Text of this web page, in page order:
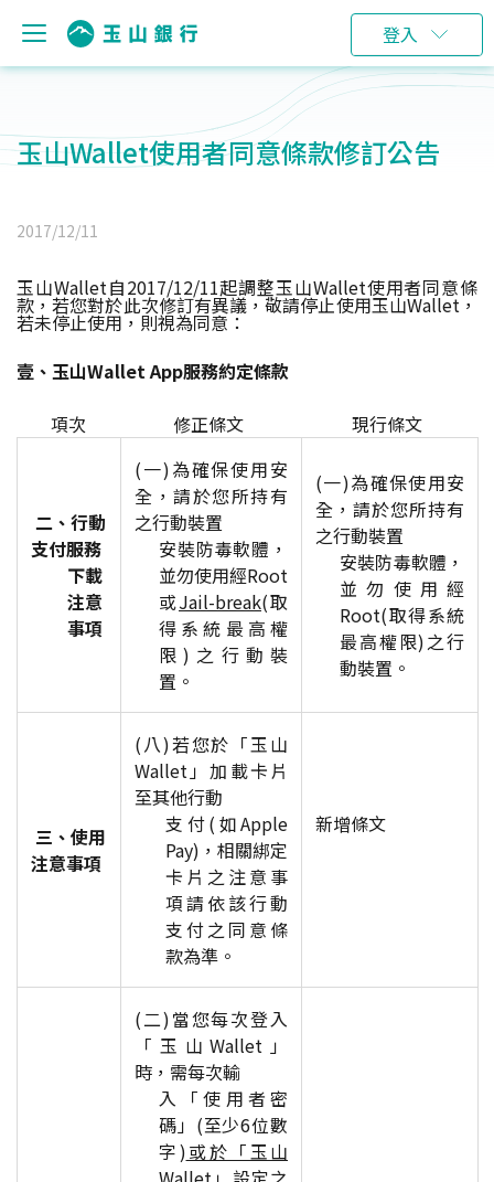
登入
玉山Wallet使用者同意條款修訂公告
2017/12/11
玉山Wallet自2017/12/11起調整玉山Wallet使用者同意條
款，若您對於此次修訂有異議，敬請停止使用玉山Wallet，
若未停止使用，則視為同意：
壹、玉山Wallet App服務約定條款
項次
修正條文 現行條文
二、行動
支付服務
下載
注意
事項
(一)為確保使用安
全，請於您所持有
之行動裝置
安裝防毒軟體，
並勿使用經Root
或Jail-break(取
得系統最高權
限)之行動裝
置。
(一)為確保使用安
全，請於您所持有
之行動裝置
安裝防毒軟體，
並勿使用經
Root(取得系統
最高權限)之行
動裝置。
三、使用
注意事項
(八)若您於「玉山
Wallet」加載卡片
至其他行動
支付(如Apple
Pay)，相關綁定
卡片之注意事
項請依該行動
支付之同意條
款為準。
新增條文
(二)當您每次登入
「玉山Wallet」
時，需每次輸
入「使用者密
碼」(至少6位數
字)或於「玉山